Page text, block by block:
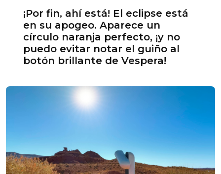
¡Por fin, ahí está! El eclipse está
en su apogeo. Aparece un
círculo naranja perfecto, ¡y no
puedo evitar notar el guiño al
botón brillante de Vespera!